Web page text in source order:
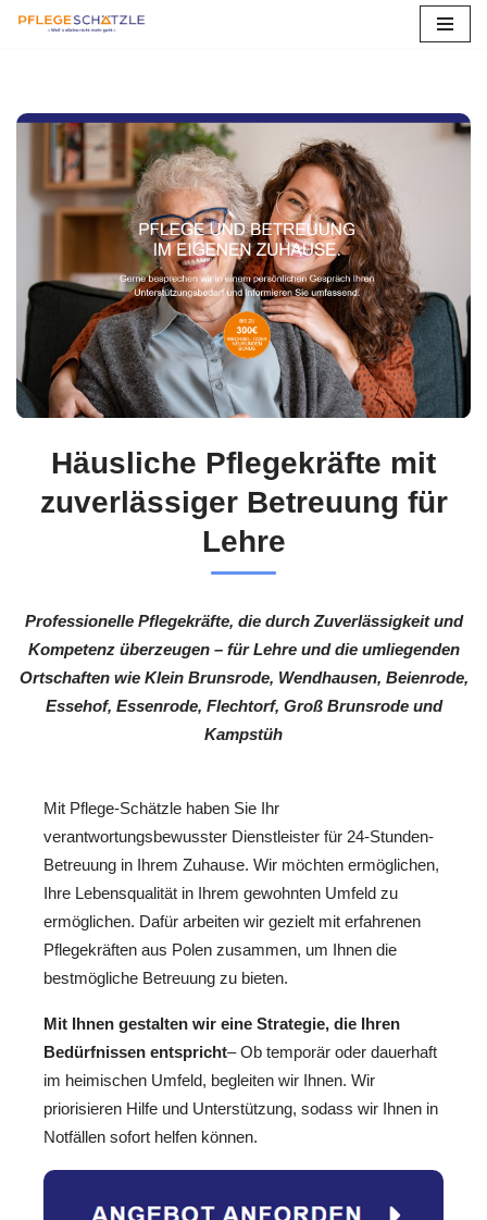
springen
Häusliche Pflegekräfte mit
zuverlässiger Betreuung für
Lehre
Professionelle Pflegekräfte, die durch Zuverlässigkeit und
Kompetenz überzeugen – für Lehre und die umliegenden
Ortschaften wie Klein Brunsrode, Wendhausen, Beienrode,
Essehof, Essenrode, Flechtorf, Groß Brunsrode und
Kampstüh
Mit Pflege-Schätzle haben Sie Ihr
verantwortungsbewusster Dienstleister für 24-Stunden-
Betreuung in Ihrem Zuhause. Wir möchten ermöglichen,
Ihre Lebensqualität in Ihrem gewohnten Umfeld zu
ermöglichen. Dafür arbeiten wir gezielt mit erfahrenen
Pflegekräften aus Polen zusammen, um Ihnen die
bestmögliche Betreuung zu bieten.
Mit Ihnen gestalten wir eine Strategie, die Ihren
Bedürfnissen entspricht– Ob temporär oder dauerhaft
im heimischen Umfeld, begleiten wir Ihnen. Wir
priorisieren Hilfe und Unterstützung, sodass wir Ihnen in
Notfällen sofort helfen können.